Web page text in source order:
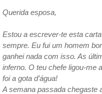
Querida esposa,
Estou a escrever-te esta
sempre. Eu fui um homem
ganhei nada com isso. As
inferno. O teu chefe ligou-me
foi a gota d’água!
A semana passada chegaste